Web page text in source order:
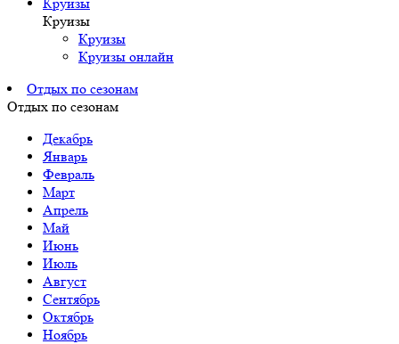
Круизы
Круизы
Круизы онлайн
Отдых по сезонам
Отдых по сезонам
Декабрь
Январь
Февраль
Март
Апрель
Май
Июнь
Июль
Август
Сентябрь
Октябрь
Ноябрь